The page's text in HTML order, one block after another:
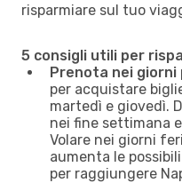
risparmiare sul tuo
5 consigli utili per
Prenota nei giorni
per acquistare
martedì e giovedì.
nei fine settimana
Volare nei giorni
aumenta le
per raggiungere